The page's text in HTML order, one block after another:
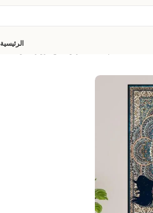
الرئيسية
بتصميم حصان عربي – مع برواز مجوف